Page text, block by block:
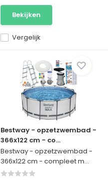
Vergelijk
Bekijken
Bestway - opzetzwembad -
366x122 cm - co...
Bestway - opzetzwembad -
366x122 cm - compleet m...